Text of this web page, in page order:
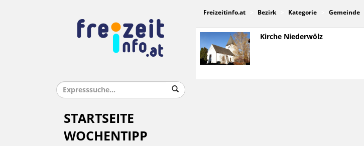
STARTSEITE
WOCHENTIPP
Freizeitinfo.at Bezirk Kategorie Gemeinde
Kirche Niederwölz